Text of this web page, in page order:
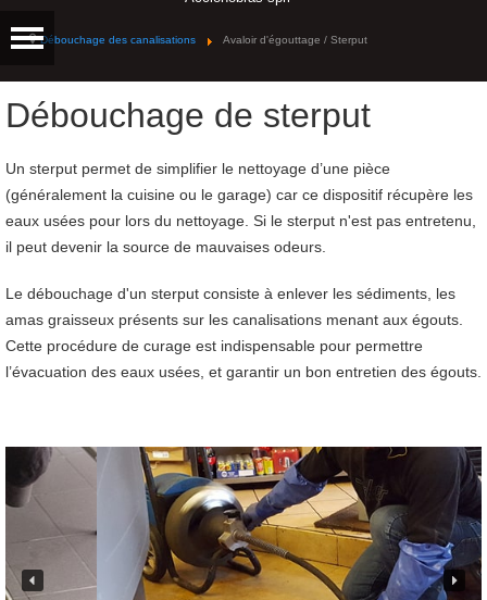
Débouchage des canalisations Avaloir d'égouttage / Sterput
Débouchage de sterput
Un sterput permet de simplifier le nettoyage d’une pièce
(généralement la cuisine ou le garage) car ce dispositif récupère les
eaux usées pour lors du nettoyage. Si le sterput n'est pas entretenu,
il peut devenir la source de mauvaises odeurs.
Le débouchage d'un sterput consiste à enlever les sédiments, les
amas graisseux présents sur les canalisations menant aux égouts.
Cette procédure de curage est indispensable pour permettre
l’évacuation des eaux usées, et garantir un bon entretien des égouts.